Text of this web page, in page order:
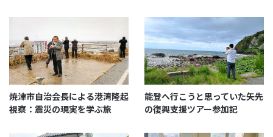
焼津市自治会長による港湾隆起
視察：震災の現実を学ぶ旅
能登へ行こうと思っていた矢先
の復興支援ツアー参加記